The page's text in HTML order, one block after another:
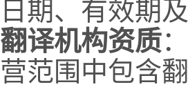
日期、有效期
翻译机构资质
营范围中包含翻